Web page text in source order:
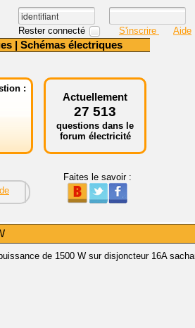
Rester connecté S'inscrire Aide
| Schémas électriques
:
Actuellement
27 513
questions dans le
forum électricité
Faites le savoir :
de 1500 W sur disjoncteur 16A